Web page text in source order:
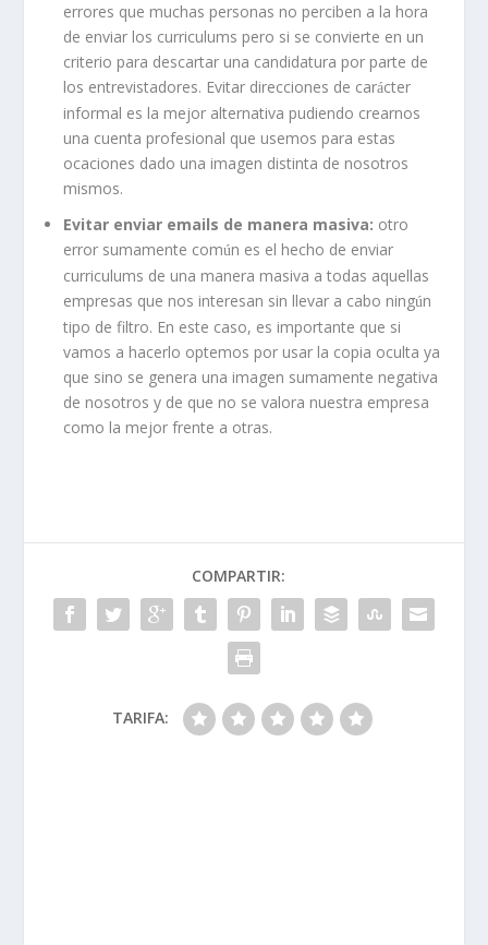
errores que muchas personas no perciben a la hora
de enviar los curriculums pero si se convierte en un
criterio para descartar una candidatura por parte de
los entrevistadores. Evitar direcciones de carácter
informal es la mejor alternativa pudiendo crearnos
una cuenta profesional que usemos para estas
ocaciones dado una imagen distinta de nosotros
mismos.
Evitar enviar emails de manera masiva: otro
error sumamente común es el hecho de enviar
curriculums de una manera masiva a todas aquellas
empresas que nos interesan sin llevar a cabo ningún
tipo de filtro. En este caso, es importante que si
vamos a hacerlo optemos por usar la copia oculta ya
que sino se genera una imagen sumamente negativa
de nosotros y de que no se valora nuestra empresa
como la mejor frente a otras.
COMPARTIR:
TARIFA: